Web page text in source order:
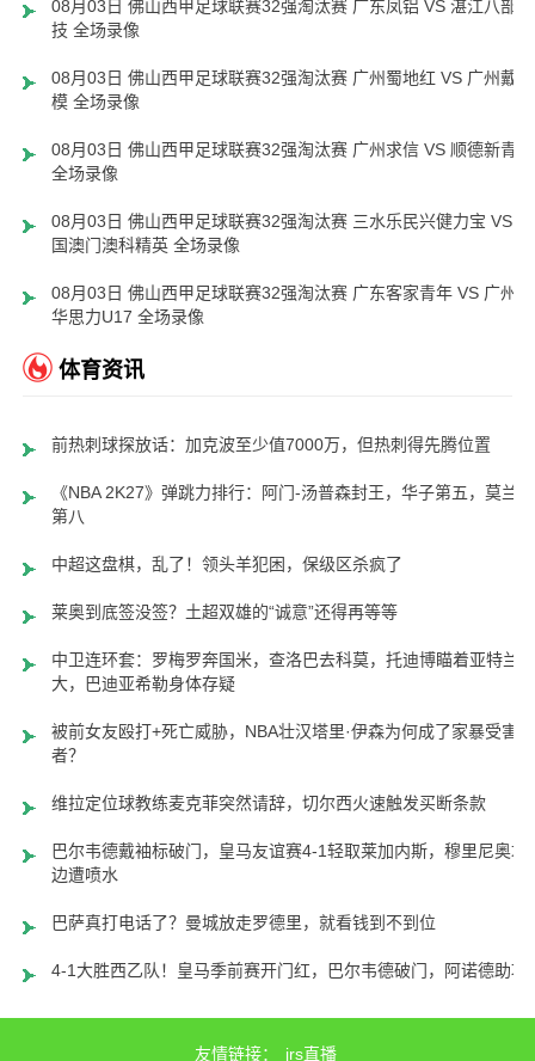
08月03日 佛山西甲足球联赛32强淘汰赛 广东凤铝 VS 湛江八部科
技 全场录像
08月03日 佛山西甲足球联赛32强淘汰赛 广州蜀地红 VS 广州戴拿
模 全场录像
08月03日 佛山西甲足球联赛32强淘汰赛 广州求信 VS 顺德新青年
全场录像
08月03日 佛山西甲足球联赛32强淘汰赛 三水乐民兴健力宝 VS 中
国澳门澳科精英 全场录像
08月03日 佛山西甲足球联赛32强淘汰赛 广东客家青年 VS 广州英
华思力U17 全场录像
体育资讯
前热刺球探放话：加克波至少值7000万，但热刺得先腾位置
《NBA 2K27》弹跳力排行：阿门-汤普森封王，华子第五，莫兰特
第八
中超这盘棋，乱了！领头羊犯困，保级区杀疯了
莱奥到底签没签？土超双雄的“诚意”还得再等等
中卫连环套：罗梅罗奔国米，查洛巴去科莫，托迪博瞄着亚特兰
大，巴迪亚希勒身体存疑
被前女友殴打+死亡威胁，NBA壮汉塔里·伊森为何成了家暴受害
者？
维拉定位球教练麦克菲突然请辞，切尔西火速触发买断条款
巴尔韦德戴袖标破门，皇马友谊赛4-1轻取莱加内斯，穆里尼奥场
边遭喷水
巴萨真打电话了？曼城放走罗德里，就看钱到不到位
4-1大胜西乙队！皇马季前赛开门红，巴尔韦德破门，阿诺德助攻
友情链接： jrs直播